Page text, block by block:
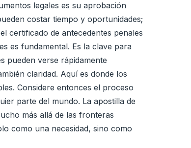
legales es su aprobación
costar tiempo y oportunidades;
certificado de antecedentes penales
es fundamental. Es la clave para
pueden verse rápidamente
claridad. Aquí es donde los
Considere entonces el proceso
parte del mundo. La apostilla de
más allá de las fronteras
como una necesidad, sino como